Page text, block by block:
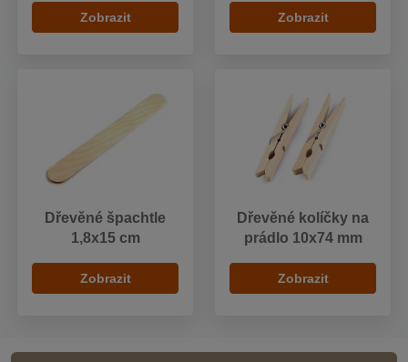
Zobrazit Zobrazit
Dřevěné špachtle
1,8x15 cm
Zobrazit
Dřevěné kolíčky na
prádlo 10x74 mm
Zobrazit